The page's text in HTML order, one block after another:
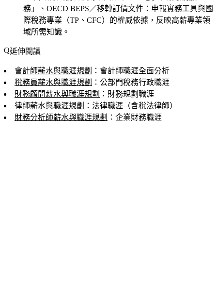
務」、OECD BEPS／移轉訂價文件 ：申報實務工具與國
際稅務專業（TP、CFC）的權威依據，反映高薪專業領
域所需知識。
延伸閱讀
會計師薪水與職涯規劃 ：會計師職涯全面分析
稅務員薪水與職涯規劃 ：公部門稅務行政職涯
財務顧問薪水與職涯規劃 ：財務規劃職涯
律師薪水與職涯規劃 ：法律職涯（含稅法律師）
財務分析師薪水與職涯規劃 ：企業財務職涯